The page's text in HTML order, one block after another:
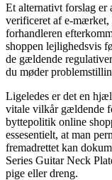
Et alternativt forslag er
verificeret af e-mærket,
forhandleren
shoppen lejlighedsvis
de gældende
du møder
Ligeledes er det en
vitale vilkår gældende
byttepolitik online
essesentielt, at man
fremadrettet kan
Series Guitar Neck
pige eller dreng.